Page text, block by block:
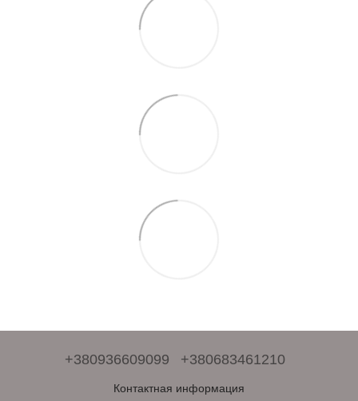
+380936609099 +380683461210
Контактная информация